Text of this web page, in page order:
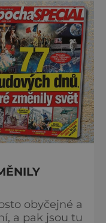
horský
střídá hustý les
obyčejné a
a pak jsou tu